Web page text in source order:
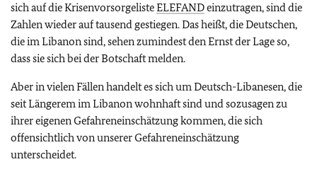
sich auf die KrisenvorsorgelisteELEFANDeinzutragen, sind die
Zahlen wieder auf tausend gestiegen. Das heißt, die Deutschen,
die im Libanon sind, sehen zumindest den Ernst der Lage so,
dass sie sich bei der Botschaft melden.
Aber in vielen Fällen handelt es sich um Deutsch-Libanesen, die
seit Längerem im Libanon wohnhaft sind und sozusagen zu
ihrer eigenen Gefahreneinschätzung kommen, die sich
offensichtlich von unserer Gefahreneinschätzung
unterscheidet.